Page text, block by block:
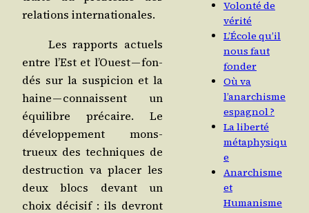
rela­tions internationales.
Les rap­ports actuels
entre l’Est et l’Ouest — fon­
dés sur la sus­pi­cion et la
haine — connaissent un
équi­libre pré­caire. Le
déve­lop­pe­ment mons­
trueux des tech­niques de
des­truc­tion va pla­cer les
deux blocs devant un
choix déci­sif : ils devront
Volonté de
vérité
L’École qu’il
nous faut
fonder
Où va
l’anarchisme
espagnol ?
La liberté
métaphysiqu
e
Anarchisme
et
Humanisme